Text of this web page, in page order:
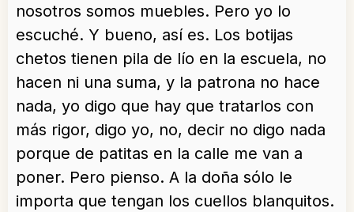
nosotros somos muebles. Pero yo lo
escuché. Y bueno, así es. Los botijas
chetos tienen pila de lío en la escuela, no
hacen ni una suma, y la patrona no hace
nada, yo digo que hay que tratarlos con
más rigor, digo yo, no, decir no digo nada
porque de patitas en la calle me van a
poner. Pero pienso. A la doña sólo le
importa que tengan los cuellos blanquitos.